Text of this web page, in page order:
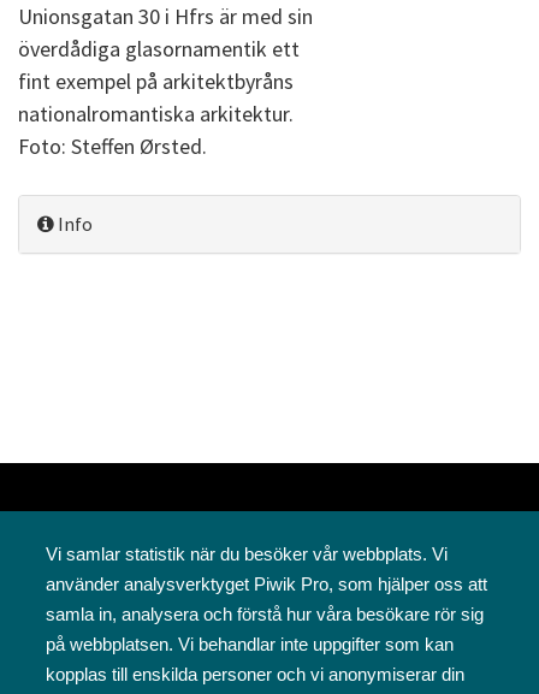
Unionsgatan 30 i Hfrs är med sin
överdådiga glasornamentik ett
fint exempel på arkitektbyråns
nationalromantiska arkitektur.
Foto: Steffen Ørsted.
Info
Svenska folkskolans vänner rf
Annegatan 12
Vi samlar statistik när du besöker vår webbplats. Vi
använder analysverktyget Piwik Pro, som hjälper oss att
samla in, analysera och förstå hur våra besökare rör sig
på webbplatsen. Vi behandlar inte uppgifter som kan
kopplas till enskilda personer och vi anonymiserar din